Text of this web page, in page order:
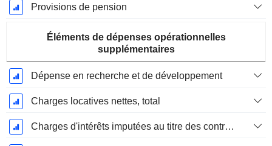
Provisions de pension
Éléments de dépenses opérationnelles
supplémentaires
Dépense en recherche et de développement
Charges locatives nettes, total
Charges d'intérêts imputées au titre des contrats de location